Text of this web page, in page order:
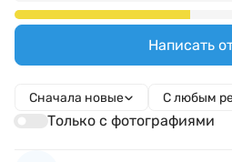
Написать
Сначала новые С любым
Только с фотографиями